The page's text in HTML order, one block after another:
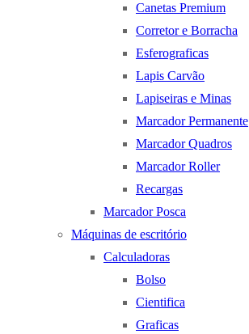
Canetas Premium
Corretor e Borracha
Esferograficas
Lapis Carvão
Lapiseiras e Minas
Marcador Permanente
Marcador Quadros
Marcador Roller
Recargas
Marcador Posca
Máquinas de escritório
Calculadoras
Bolso
Cientifica
Graficas